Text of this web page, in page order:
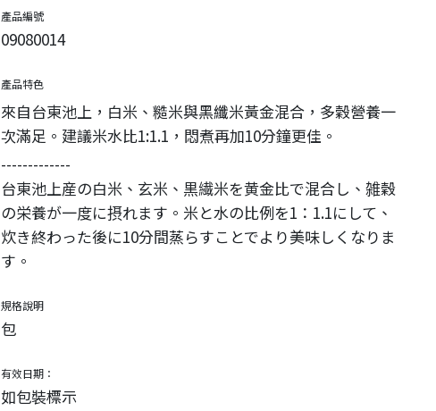
產品編號
09080014
產品特色
來自台東池上，白米、糙米與黑纖米黃金混合，多穀營養一
次滿足。建議米水比1:1.1，悶煮再加10分鐘更佳。
-------------
台東池上産の白米、玄米、黒繊米を黄金比で混合し、雑穀
の栄養が一度に摂れます。米と水の比例を1：1.1にして、
炊き終わった後に10分間蒸らすことでより美味しくなりま
す。
規格說明
包
有效日期：
如包裝標示